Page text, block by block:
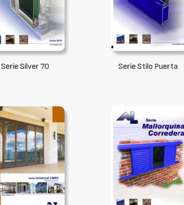
Serie Silver 70 Serie Stilo Puerta